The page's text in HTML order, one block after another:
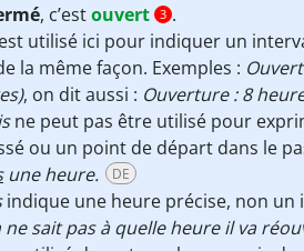
, c’estouvert 3 .
utilisé ici pour indiquer un
la même façon. Exemples :
, on dit aussi : Ouverture : 8
ne peut pas être utilisé pour
ou un point de départ dans le
une heure. DE
indique une heure précise, non un
ne sait pas à quelle heure il va